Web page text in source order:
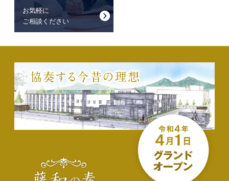
お気軽に
ご相談ください